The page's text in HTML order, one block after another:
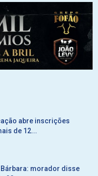
abre inscrições
de 12...
Bárbara: morador disse